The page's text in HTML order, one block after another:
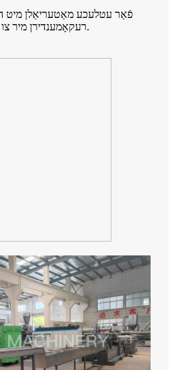
רעקאָמענדירן מיר צו נוצן אַ סטריפּ קאַטינג מעטאָד.